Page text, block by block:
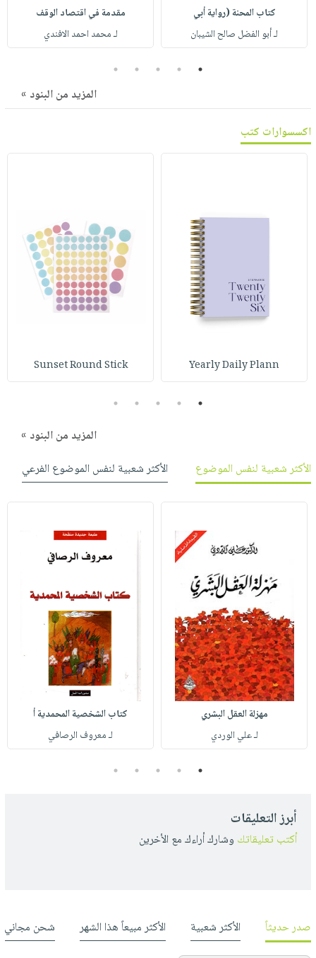
صابون
أطفال
مناسبات
فيديوهات
أسئلة
يتكرر
نيل
وفرات
انشر
التسوق
كتاب المحنة (رواية أبي
لـ أبو الفضل صالح الشيبان
مقدمة في اقتصاد الوقف
لـ محمد احمد الافندي
1
2
3
4
5
المزيد من البنود »
اكسسوارات كتب
Yearly Daily Plann
Sunset Round Stick
1
2
3
4
5
المزيد من البنود »
الأكثر شعبية لنفس الموضوع
الأكثر شعبية لنفس الموضوع الفرعي
مهزلة العقل البشري
لـ علي الوردي
كتاب الشخصية المحمدية أ
لـ معروف الرصافي
1
2
3
4
5
أبرز التعليقات
أكتب تعليقاتك وشارك أراءك مع الأخرين
صدر حديثاً الأكثر شعبية الأكثر مبيعاً هذا الشهر شحن مجاني